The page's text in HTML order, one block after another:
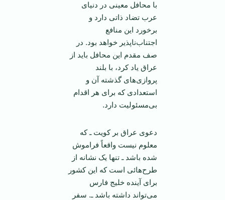
با محافل معینی در دنیای
عرب تضاد ذاتی دارد و
برخورد این منافع
اجتناب‌ناپذیر خواهد بود. در
صف مقدم این محافل باید از
عراق یاد کرد، با بلند
پروازی‌های گذشته آن و
استعدادی که برای هر اقدام
بی‌مسئولیت دارد.
دعوی عراق بر کویت ـ که
معلوم نیست واقعاً فراموش
شده باشد ـ تنها یک نشانه از
طرح‌هائی است که این کشور
برای آینده خلیج فارس
می‌تواند داشته باشد ـ. سفر